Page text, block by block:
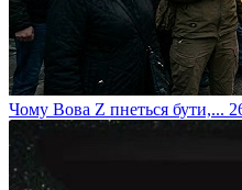
​Чому Вова Z пнеться бути,...